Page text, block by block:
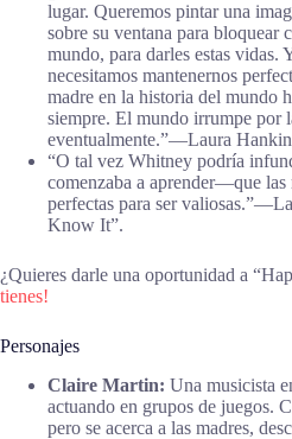
lugar. Queremos pintar una
sobre su ventana para bloquear
mundo, para darles estas vidas.
necesitamos mantenernos
madre en la historia del mundo
siempre. El mundo irrumpe por
eventualmente.”―Laura
“O tal vez Whitney podría
comenzaba a aprender—que las
perfectas para ser
Know It”.
¿Quieres darle una oportunidad a
tienes!
Personajes
Claire Martin: Una musicista
actuando en grupos de juegos.
pero se acerca a las madres,